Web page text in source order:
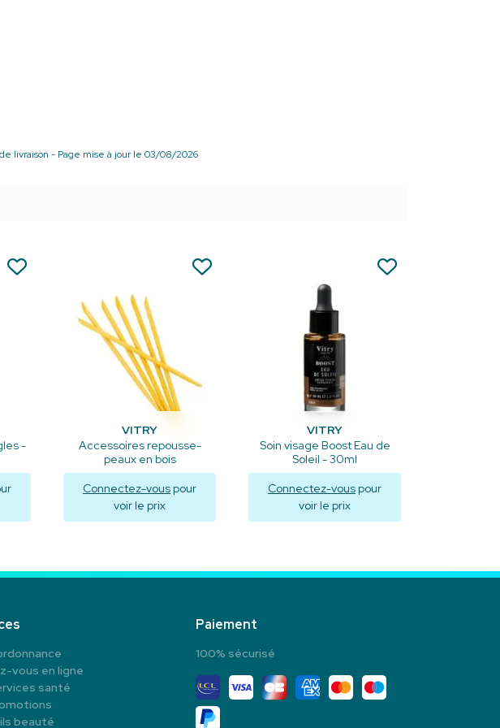
livraison - Page mise à jour le 03/08/2026
-
VITRY
Accessoires repousse-
peaux en bois
Connectez-vous pour
voir le prix
VITRY
Soin visage Boost Eau de
Soleil - 30ml
Connectez-vous pour
voir le prix
vous en ligne
santé
beauté
Paiement
100% sécurisé